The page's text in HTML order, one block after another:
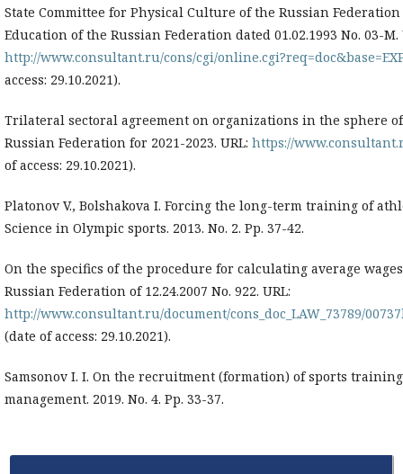
State Committee for Physical Culture of the Russian
Education of the Russian Federation dated 01.02.1993 No. 03-M.
http://www.consultant.ru/cons/cgi/
access: 29.10.2021).
Trilateral sectoral agreement on organizations in the sphere
Russian Federation for 2021-2023. URL: https://
of access: 29.10.2021).
Platonov V., Bolshakova I. Forcing the long-term training of
Science in Olympic sports. 2013. No. 2. Pp. 37-42.
On the specifics of the procedure for calculating average
Russian Federation of 12.24.2007 No. 922. URL:
http://www.consultant.ru/document/cons_doc_LAW_73789/
(date of access: 29.10.2021).
Samsonov I. I. On the recruitment (formation) of sports
management. 2019. No. 4. Pp. 33-37.